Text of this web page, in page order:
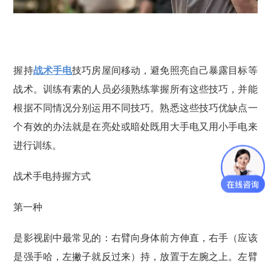
握持战术手电技巧房屋间移动，避免照亮自己暴露目标等
战术。训练有素的人员必须熟练掌握所有这些技巧，并能
根据不同情况分别运用不同技巧。熟悉这些技巧优缺点一
个有效的办法就是在亮处或暗处既用大手电又用小手电来
进行训练。
战术手电持握方式
第一种
是影视剧中最常见的：右臂向身体前方伸直，右手（应该
是强手哈，左撇子就反过来）持，放置于左腕之上。左臂